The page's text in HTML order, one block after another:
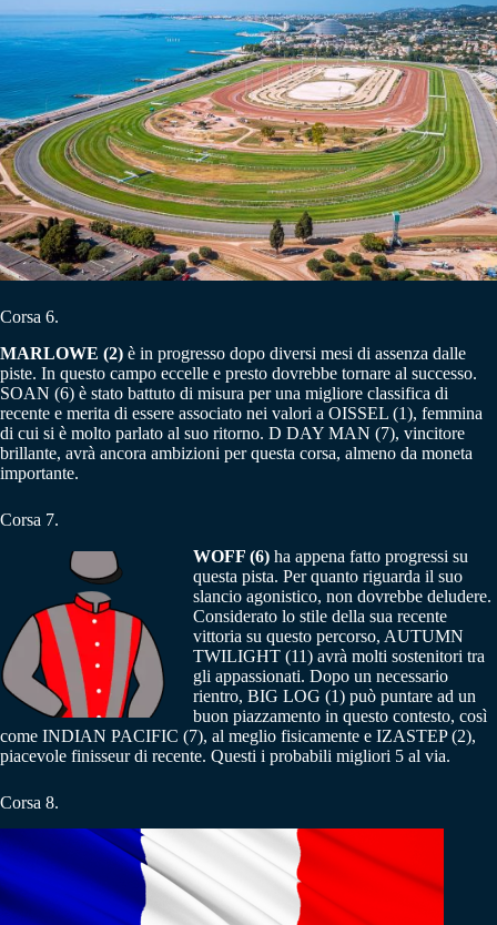
Corsa 6.
MARLOWE (2) è in progresso dopo diversi mesi di assenza dalle
piste. In questo campo eccelle e presto dovrebbe tornare al successo.
SOAN (6) è stato battuto di misura per una migliore classifica di
recente e merita di essere associato nei valori a OISSEL (1), femmina
di cui si è molto parlato al suo ritorno. D DAY MAN (7), vincitore
brillante, avrà ancora ambizioni per questa corsa, almeno da moneta
importante.
Corsa 7.
WOFF (6) ha appena fatto progressi su
questa pista. Per quanto riguarda il suo
slancio agonistico, non dovrebbe deludere.
Considerato lo stile della sua recente
vittoria su questo percorso, AUTUMN
TWILIGHT (11) avrà molti sostenitori tra
gli appassionati. Dopo un necessario
rientro, BIG LOG (1) può puntare ad un
buon piazzamento in questo contesto, così
come INDIAN PACIFIC (7), al meglio fisicamente e IZASTEP (2),
piacevole finisseur di recente. Questi i probabili migliori 5 al via.
Corsa 8.